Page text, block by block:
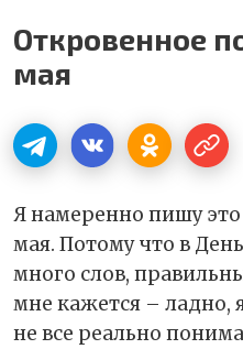
Откровенное
мая
Я намеренно пишу это
мая. Потому что в
много слов,
мне кажется – ладно,
не все реально